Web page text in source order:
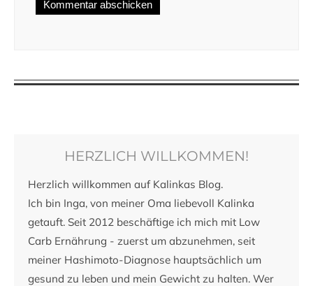
HERZLICH WILLKOMMEN!
Herzlich willkommen auf Kalinkas Blog.
Ich bin Inga, von meiner Oma liebevoll Kalinka
getauft. Seit 2012 beschäftige ich mich mit Low
Carb Ernährung - zuerst um abzunehmen, seit
meiner Hashimoto-Diagnose hauptsächlich um
gesund zu leben und mein Gewicht zu halten. Wer